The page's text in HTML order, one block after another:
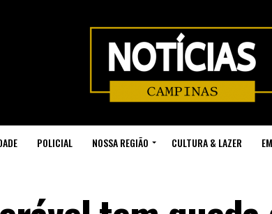
POLICIAL NOSSA REGIÃO CULTURA & LAZER